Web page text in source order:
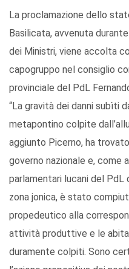
La proclamazione dello
Basilicata, avvenuta
dei Ministri, viene accolta
capogruppo nel consiglio
provinciale del PdL
“La gravità dei danni subìti
metapontino colpite
aggiunto Picerno, ha
governo nazionale e, come
parlamentari lucani del PdL
zona jonica, è stato
propedeutico alla
attività produttive e le
duramente colpiti. Sono